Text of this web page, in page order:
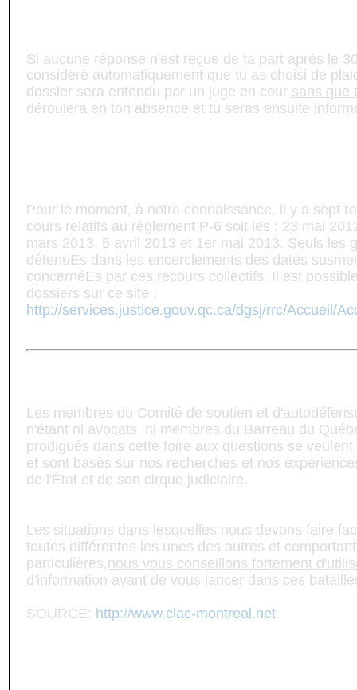
Si aucune réponse n'est reçue de ta part après le
considéré automatiquement que tu as choisi de
dossier sera entendu par un juge en cour sans que
déroulera en ton absence et tu seras ensuite
Pour le moment, à notre connaissance, il y a sept
cours relatifs au règlement P-6 soit les : 23 mai
mars 2013, 5 avril 2013 et 1er mai 2013. Seuls les
détenuEs dans les encerclements des dates
concernéEs par ces recours collectifs. Il est
dossiers sur ce site :
http://services.justice.gouv.qc.ca/dgsj/rrc/Accueil/
Les membres du Comité de soutien et
n'étant ni avocats, ni membres du Barreau du
prodigués dans cette foire aux questions se
et sont basés sur nos recherches et nos
de l'État et de son cirque judiciaire.
Les situations dans lesquelles nous devons faire
toutes différentes les unes des autres et
particulières,nous vous conseillons fortement
d'information avant de vous lancer dans ces
SOURCE: http://www.clac-montreal.net